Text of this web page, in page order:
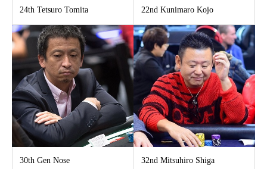
24th Tetsuro Tomita 22nd Kunimaro Kojo
30th Gen Nose 32nd Mitsuhiro Shiga